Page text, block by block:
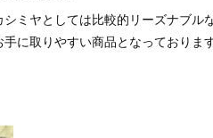
ミヤとしては比較的リーズナブル
に取りやすい商品となっております